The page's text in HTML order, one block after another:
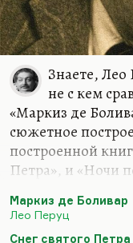
Знаете,
не с кем
«Маркиз де
сюжетное
построенной
Петра», и «Ночи
«Мастер
пустоту». Да и
Маркиз де Боливар
Лео Перуц
Снег святого Петра